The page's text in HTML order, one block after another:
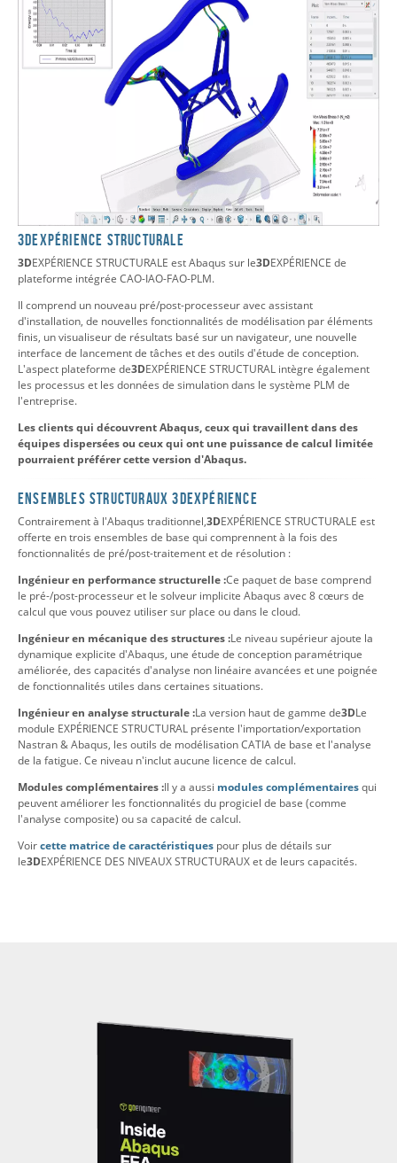
3DEXPÉRIENCE STRUCTURALE
3DEXPÉRIENCE STRUCTURALE est Abaqus sur le3DEXPÉRIENCE de
plateforme intégrée CAO-IAO-FAO-PLM.
Il comprend un nouveau pré/post-processeur avec assistant
d'installation, de nouvelles fonctionnalités de modélisation par éléments
finis, un visualiseur de résultats basé sur un navigateur, une nouvelle
interface de lancement de tâches et des outils d'étude de conception.
L'aspect plateforme de3DEXPÉRIENCE STRUCTURAL intègre également
les processus et les données de simulation dans le système PLM de
l'entreprise.
Les clients qui découvrent Abaqus, ceux qui travaillent dans des
équipes dispersées ou ceux qui ont une puissance de calcul limitée
pourraient préférer cette version d'Abaqus.
ENSEMBLES STRUCTURAUX 3DEXPÉRIENCE
Contrairement à l'Abaqus traditionnel,3DEXPÉRIENCE STRUCTURALE est
offerte en trois ensembles de base qui comprennent à la fois des
fonctionnalités de pré/post-traitement et de résolution :
Ingénieur en performance structurelle :Ce paquet de base comprend
le pré-/post-processeur et le solveur implicite Abaqus avec 8 cœurs de
calcul que vous pouvez utiliser sur place ou dans le cloud.
Ingénieur en mécanique des structures :Le niveau supérieur ajoute la
dynamique explicite d'Abaqus, une étude de conception paramétrique
améliorée, des capacités d'analyse non linéaire avancées et une poignée
de fonctionnalités utiles dans certaines situations.
Ingénieur en analyse structurale :La version haut de gamme de3DLe
module EXPÉRIENCE STRUCTURAL présente l'importation/exportation
Nastran & Abaqus, les outils de modélisation CATIA de base et l'analyse
de la fatigue. Ce niveau n'inclut aucune licence de calcul.
Modules complémentaires :Il y a aussi modules complémentairesqui
peuvent améliorer les fonctionnalités du progiciel de base (comme
l'analyse composite) ou sa capacité de calcul.
Voircette matrice de caractéristiques pour plus de détails sur
le3DEXPÉRIENCE DES NIVEAUX STRUCTURAUX et de leurs capacités.